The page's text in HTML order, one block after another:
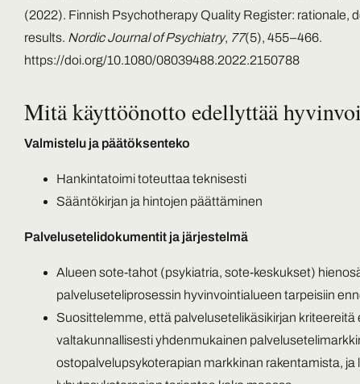
(2022). Finnish Psychotherapy Quality Register: rationale,
results. Nordic Journal of Psychiatry, 77(5), 455–466.
https://doi.org/10.1080/08039488.2022.2150788
Mitä käyttöönotto edellyttää
Valmistelu ja päätöksenteko
Hankintatoimi toteuttaa teknisesti
Sääntökirjan ja hintojen päättäminen
Palvelusetelidokumentit ja järjestelmä
Alueen sote-tahot (psykiatria, sote-keskukset)
palveluseteliprosessin hyvinvointialueen tarpeisiin
Suosittelemme, että palvelusetelikäsikirjan kriteereitä
valtakunnallisesti yhdenmukainen
ostopalvelupsykoterapian markkinan rakentamista, ja